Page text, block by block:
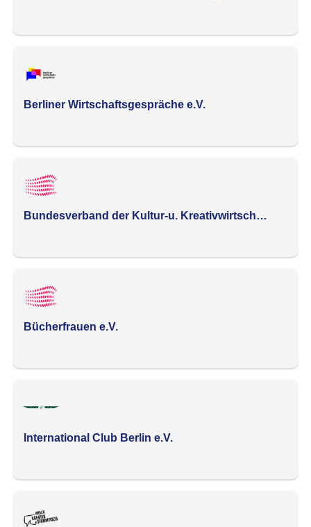
Berliner Wirtschaftsgespräche e.V.
Bundesverband der Kultur-u. Kreativwirtsch…
Bücherfrauen e.V.
International Club Berlin e.V.